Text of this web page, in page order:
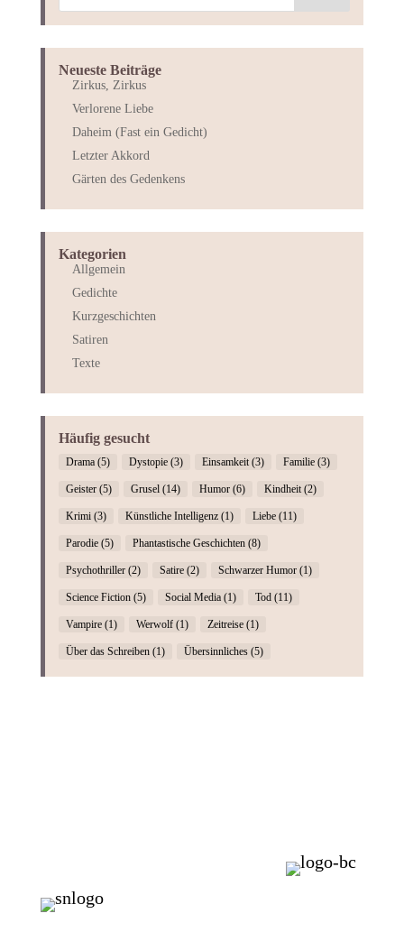
Neueste Beiträge
Zirkus, Zirkus
Verlorene Liebe
Daheim (Fast ein Gedicht)
Letzter Akkord
Gärten des Gedenkens
Kategorien
Allgemein
Gedichte
Kurzgeschichten
Satiren
Texte
Häufig gesucht
Drama(5) Dystopie(3) Einsamkeit(3) Familie(3)
Geister(5) Grusel(14) Humor(6) Kindheit(2)
Krimi(3) Künstliche Intelligenz(1) Liebe(11)
Parodie(5) Phantastische Geschichten(8)
Psychothriller(2) Satire(2) Schwarzer Humor(1)
Science Fiction(5) Social Media(1) Tod(11)
Vampire(1) Werwolf(1) Zeitreise(1)
Über das Schreiben(1) Übersinnliches(5)